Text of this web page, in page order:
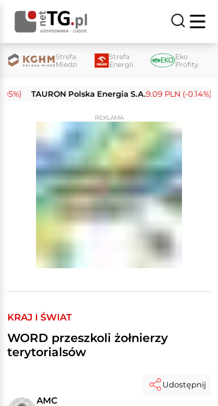
Strefa
Miedzi
Strefa
Energii
Eko
Profity
TAURON Polska Energia S.A.9.09 PLN (-0.14%)
REKLAMA
KRAJ I ŚWIAT
WORD przeszkoli żołnierzy
terytorialsów
AMC
Udostępnij